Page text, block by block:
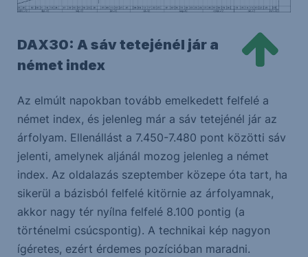
DAX30: A sáv tetejénél jár a
német index
Az elmúlt napokban tovább emelkedett felfelé a
német index, és jelenleg már a sáv tetejénél jár az
árfolyam. Ellenállást a 7.450-7.480 pont közötti sáv
jelenti, amelynek aljánál mozog jelenleg a német
index. Az oldalazás szeptember közepe óta tart, ha
sikerül a bázisból felfelé kitörnie az árfolyamnak,
akkor nagy tér nyílna felfelé 8.100 pontig (a
történelmi csúcspontig). A technikai kép nagyon
ígéretes, ezért érdemes pozícióban maradni.